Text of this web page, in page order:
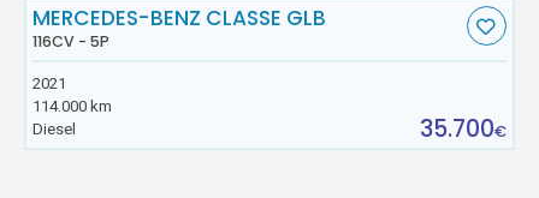
MERCEDES-BENZ CLASSE GLB
116CV - 5P
2021
114.000 km
Diesel
35.700€